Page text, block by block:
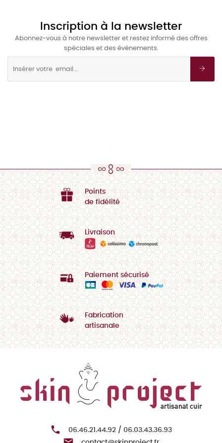
Inscription à la newsletter
Abonnez-vous à notre newsletter et restez informé des offres
spéciales et des événements.
Points
de fidélité
Livraison
Paiement sécurisé
Fabrication
artisanale
 06.46.21.44.92 / 06.03.43.36.93